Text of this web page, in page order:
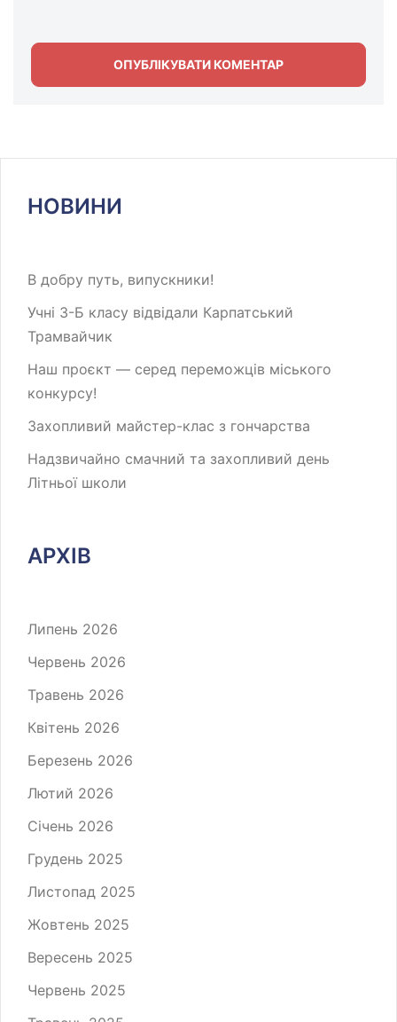
НОВИНИ
В добру путь, випускники!
Учні 3-Б класу відвідали Карпатський
Трамвайчик
Наш проєкт — серед переможців міського
конкурсу!
Захопливий майстер-клас з гончарства
Надзвичайно смачний та захопливий день
Літньої школи
АРХІВ
Липень 2026
Червень 2026
Травень 2026
Квітень 2026
Березень 2026
Лютий 2026
Січень 2026
Грудень 2025
Листопад 2025
Жовтень 2025
Вересень 2025
Червень 2025